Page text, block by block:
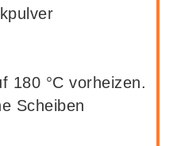
180 °C vorheizen.
Scheiben